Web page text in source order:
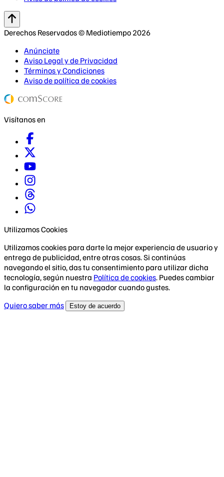
Derechos Reservados © Mediotiempo 2026
Anúnciate
Aviso Legal y de Privacidad
Términos y Condiciones
Aviso de política de cookies
Visítanos en
Utilizamos Cookies
Utilizamos cookies para darte la mejor experiencia de usuario y
entrega de publicidad, entre otras cosas. Si continúas
navegando el sitio, das tu consentimiento para utilizar dicha
tecnología, según nuestra Política de cookies. Puedes cambiar
la configuración en tu navegador cuando gustes.
Quiero saber más
Estoy de acuerdo